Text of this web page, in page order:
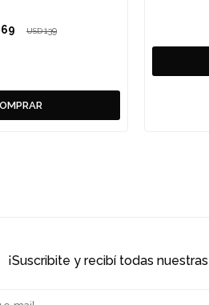
69 USD 139
¡suscribite y recibí todas